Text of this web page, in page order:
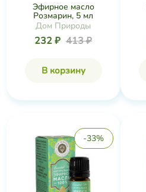
Эфирное масло
Розмарин, 5 мл
Дом Природы
232 ₽ 413 ₽
В корзину
-33%